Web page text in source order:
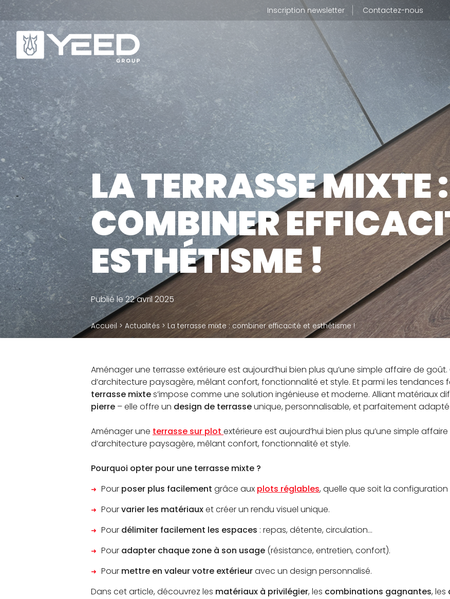
Inscription newsletter Contactez-nous
NOS GAMMES
Gamme Origin
Gamme Unika
NOS PLOTS
Plots terrasse dalle
Plots terrasse bois
Accessoires
QUI SOMMES-NOUS
Notre métier
Notre usine de production
Notre politique RSE
RÉSERVÉ À NOS
DISTRIBUTEURS
Calculateur de plots et calepinage
terrasse
BLOG
JE
OÙ
LA TERRASSE MIXTE :
COMBINER
ESTHÉTISME !
Publié le 22 avril 2025
Accueil > Actualités > La terrasse mixte : combiner efficacité et esthétisme !
Aménager une terrasse extérieure est aujourd’hui bien plus qu’une simple affaire de
d’architecture paysagère, mêlant confort, fonctionnalité et style. Et parmi les tendances
terrasse mixtes’impose comme une solution ingénieuse et moderne. Alliant matériaux
pierre – elle offre un design de terrasseunique, personnalisable, et parfaitement
Aménager une terrasse sur plot extérieure est aujourd’hui bien plus qu’une simple
d’architecture paysagère, mêlant confort, fonctionnalité et style.
Pourquoi opter pour une terrasse mixte ?
Pour poser plus facilement grâce aux plots réglables, quelle que soit la configuration
Pourvarier les matériauxet créer un rendu visuel unique.
Pour délimiter facilement les espaces : repas, détente, circulation…
Pour adapter chaque zone à son usage (résistance, entretien, confort).
Pour mettre en valeur votre extérieuravec un design personnalisé.
Dans cet article, découvrez les matériaux à privilégier, les combinations gagnantes, les